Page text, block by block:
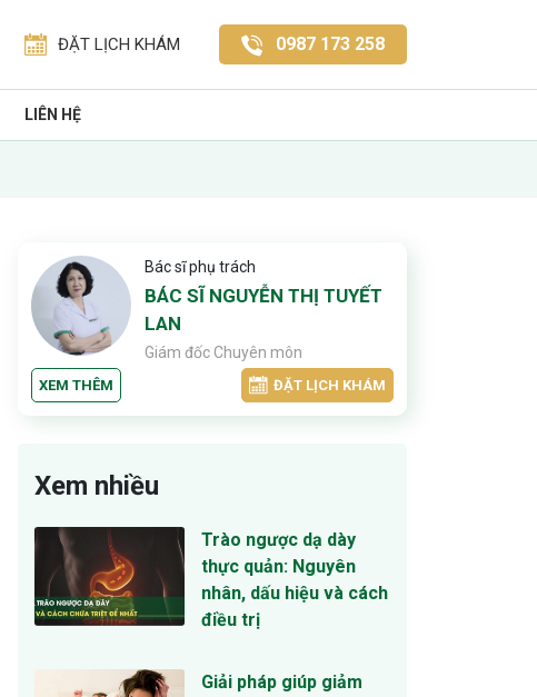
ĐẶT LỊCH KHÁM 0987 173 258
LIÊN HỆ
Bác sĩ phụ trách
BÁC SĨ NGUYỄN THỊ TUYẾT
LAN
Giám đốc Chuyên môn
XEM THÊM ĐẶT LỊCH KHÁM
Xem nhiều
Trào ngược dạ dày
thực quản: Nguyên
nhân, dấu hiệu và cách
điều trị
Giải pháp giúp giảm